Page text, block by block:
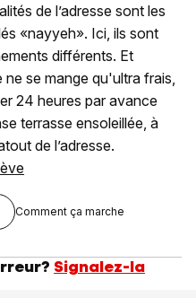
de l’adresse sont les
«nayyeh». Ici, ils sont
différents. Et
se mange qu'ultra frais,
24 heures par avance
terrasse ensoleillée, à
de l’adresse.
Comment ça marche
Signalez-la